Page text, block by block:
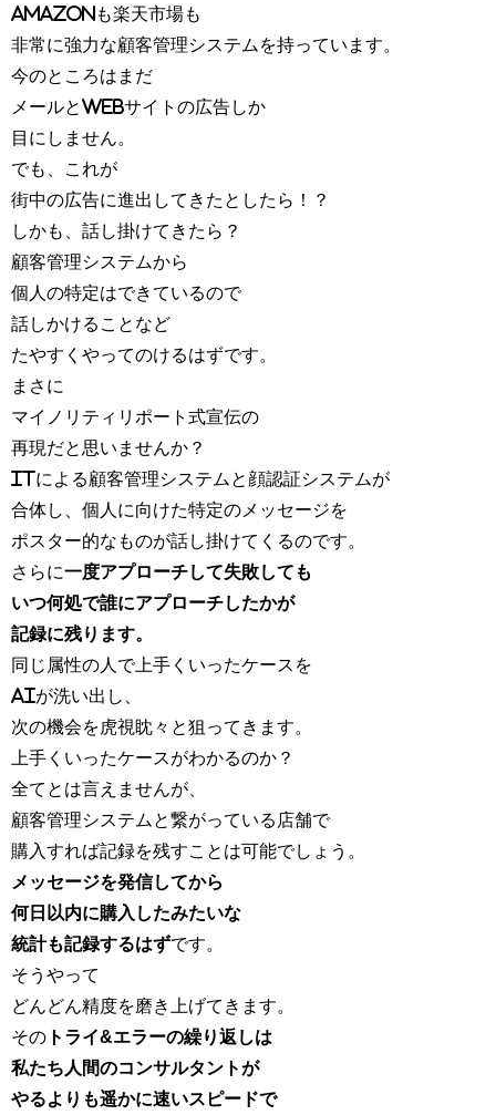
Amazonも楽天市場も
非常に強力な顧客管理システムを持っています。
今のところはまだ
メールとwebサイトの広告しか
目にしません。
でも、これが
街中の広告に進出してきたとしたら！？
しかも、話し掛けてきたら？
顧客管理システムから
個人の特定はできているので
話しかけることなど
たやすくやってのけるはずです。
まさに
マイノリティリポート式宣伝の
再現だと思いませんか？
ITによる顧客管理システムと顔認証システムが
合体し、個人に向けた特定のメッセージを
ポスター的なものが話し掛けてくるのです。
さらに一度アプローチして失敗しても
いつ何処で誰にアプローチしたかが
記録に残ります。
同じ属性の人で上手くいったケースを
AIが洗い出し、
次の機会を虎視眈々と狙ってきます。
上手くいったケースがわかるのか？
全てとは言えませんが、
顧客管理システムと繋がっている店舗で
購入すれば記録を残すことは可能でしょう。
メッセージを発信してから
何日以内に購入したみたいな
統計も記録するはずです。
そうやって
どんどん精度を磨き上げてきます。
その トライ&エラーの繰り返しは
私たち人間のコンサルタントが
やるよりも遥かに速いスピードで